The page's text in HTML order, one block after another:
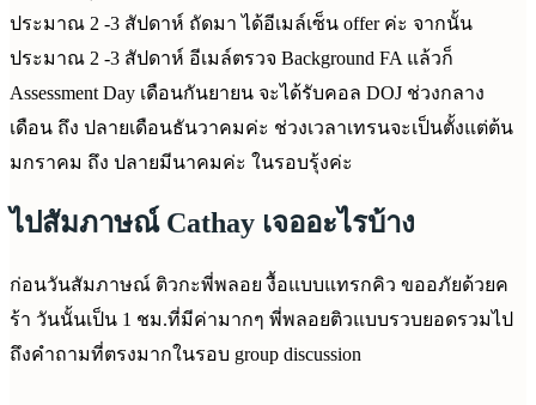
ประมาณ 2 -3 สัปดาห์ ถัดมา ได้อีเมล์เซ็น offer ค่ะ จากนั้น
ประมาณ 2 -3 สัปดาห์ อีเมล์ตรวจ Background FA แล้วก็
Assessment Day เดือนกันยายน จะได้รับคอล DOJ ช่วงกลาง
เดือน ถึง ปลายเดือนธันวาคมค่ะ ช่วงเวลาเทรนจะเป็นตั้งแต่ต้น
มกราคม ถึง ปลายมีนาคมค่ะ ในรอบรุ้งค่ะ
ไปสัมภาษณ์ Cathay เจออะไรบ้าง
ก่อนวันสัมภาษณ์ ติวกะพี่พลอย งื้อแบบแทรกคิว ขออภัยด้วยค
ร้า วันนั้นเป็น 1 ชม.ที่มีค่ามากๆ พี่พลอยติวแบบรวบยอดรวมไป
ถึงคำถามที่ตรงมากในรอบ group discussion